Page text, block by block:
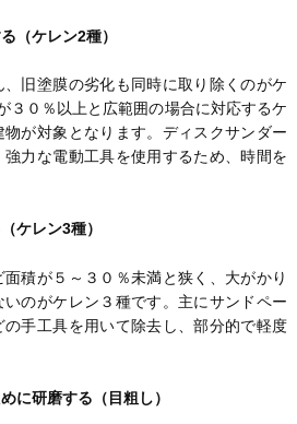
（ケレン2種）
旧塗膜の劣化も同時に取り除くのがケ
３０％以上と広範囲の場合に対応するケ
が対象となります。ディスクサンダー
力な電動工具を使用するため、時間を
ケレン3種）
積が５～３０％未満と狭く、大がかり
のがケレン３種です。主にサンドペー
手工具を用いて除去し、部分的で軽度
に研磨する（目粗し）